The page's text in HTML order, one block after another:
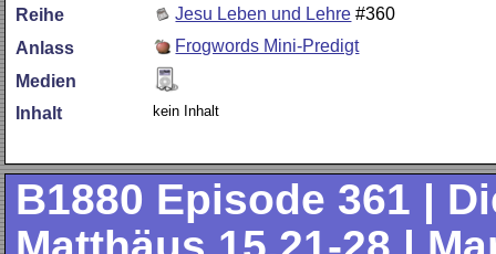
Reihe
Jesu Leben und Lehre #360
Anlass
Frogwords Mini-Predigt
Medien
Inhalt
kein Inhalt
B1880 Episode 361 |